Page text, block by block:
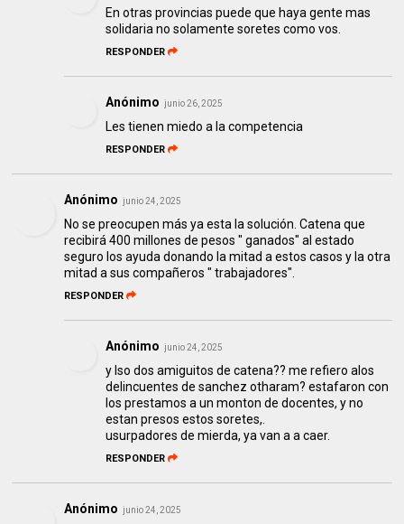
En otras provincias puede que haya gente mas
solidaria no solamente soretes como vos.
RESPONDER
Anónimo junio 26, 2025
Les tienen miedo a la competencia
RESPONDER
Anónimo junio 24, 2025
No se preocupen más ya esta la solución. Catena que
recibirá 400 millones de pesos " ganados" al estado
seguro los ayuda donando la mitad a estos casos y la otra
mitad a sus compañeros " trabajadores".
RESPONDER
Anónimo junio 24, 2025
y lso dos amiguitos de catena?? me refiero alos
delincuentes de sanchez otharam? estafaron con
los prestamos a un monton de docentes, y no
estan presos estos soretes,.
usurpadores de mierda, ya van a a caer.
RESPONDER
Anónimo junio 24, 2025